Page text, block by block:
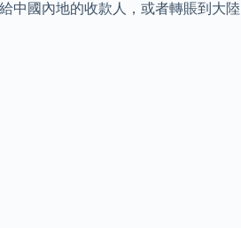
中國內地的收款人，或者轉賬到大陸